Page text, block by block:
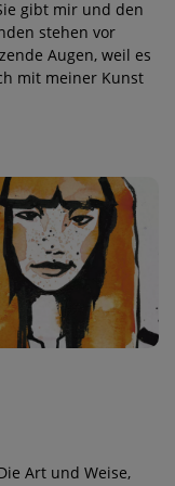
gibt mir und den
stehen vor
Augen, weil es
mit meiner Kunst
Art und Weise,